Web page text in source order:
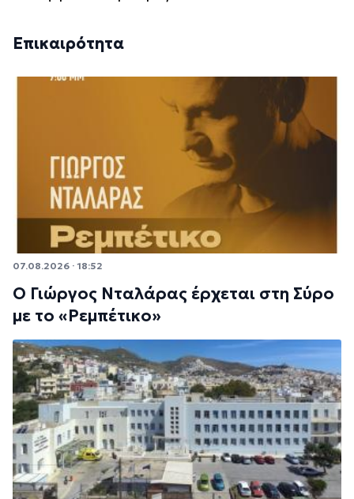
Επικαιρότητα
07.08.2026 · 18:52
Ο Γιώργος Νταλάρας έρχεται στη Σύρο
με το «Ρεμπέτικο»